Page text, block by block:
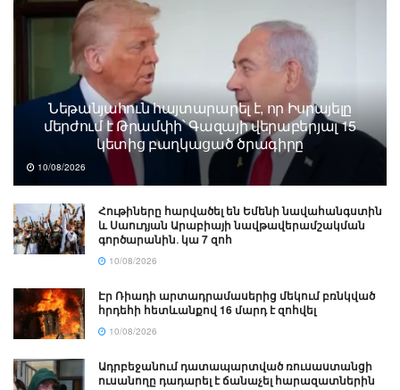
Նեթանյահուն հայտարարել է, որ Իսրայելը
մերժում է Թրամփի՝ Գազայի վերաբերյալ 15
կետից բաղկացած ծրագիրը
10/08/2026
Հութիները հարվածել են Եմենի նավահանգստին
և Սաուդյան Արաբիայի նավթավերամշակման
գործարանին․ կա 7 զոհ
10/08/2026
Էր Ռիադի արտադրամասերից մեկում բռնկված
հրդեհի հետևանքով 16 մարդ է զոհվել
10/08/2026
Ադրբեջանում դատապարտված ռուսաստանցի
ուսանողը դադարել է ճանաչել հարազատներին